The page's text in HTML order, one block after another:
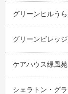
グリーンヒルう
グリーンビレッ
ケアハウス緑風苑
シェラトン・グ